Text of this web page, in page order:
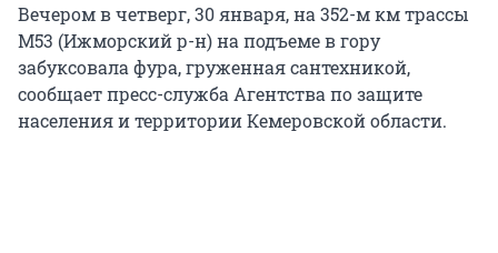
Вечером в четверг, 30 января, на 352-м км трассы
М53 (Ижморский р-н) на подъеме в гору
забуксовала фура, груженная сантехникой,
сообщает пресс-служба Агентства по защите
населения и территории Кемеровской области.